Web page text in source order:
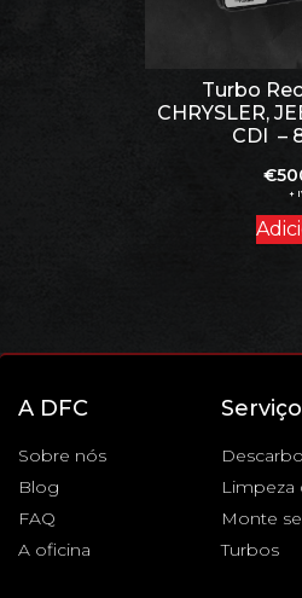
Turbo
CHRYSLER,
CDI –
€
+
A DFC
Sobre nós
Blog
FAQ
A oficina
Limpeza
Monte
Turbos